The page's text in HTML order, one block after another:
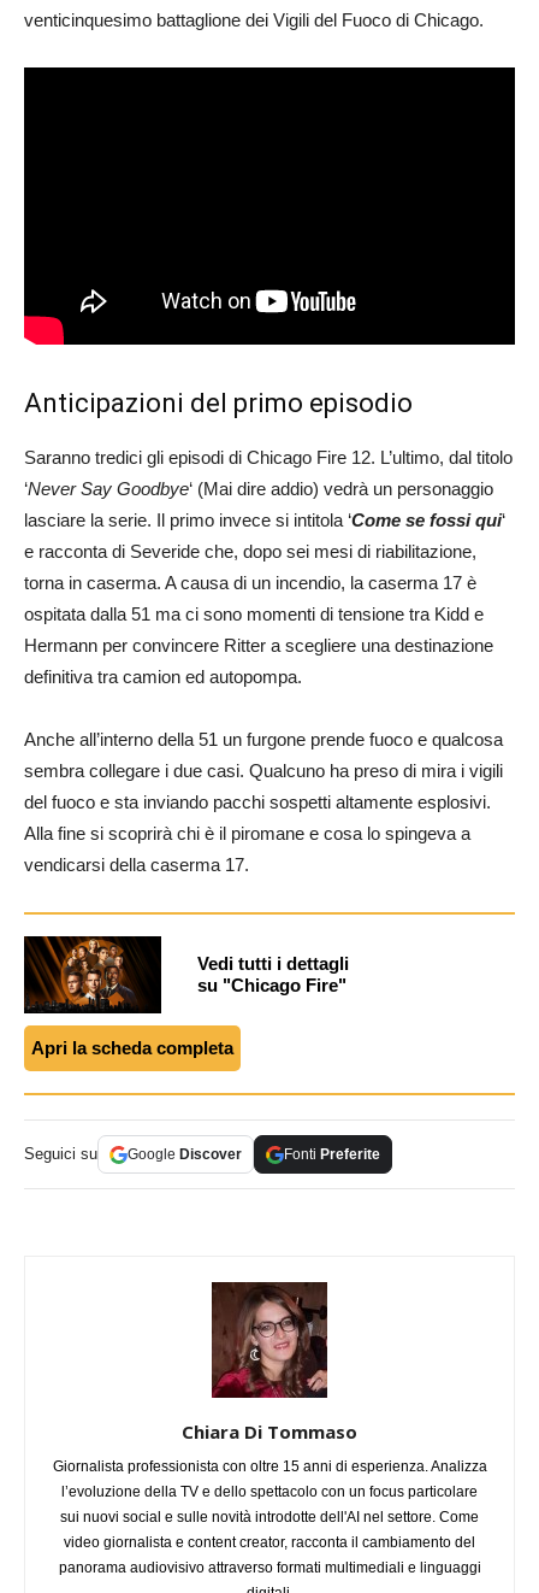
venticinquesimo battaglione dei Vigili del Fuoco di Chicago.
Anticipazioni del primo episodio
Saranno tredici gli episodi di Chicago Fire 12. L’ultimo, dal titolo
‘Never Say Goodbye‘ (Mai dire addio) vedrà un personaggio
lasciare la serie. Il primo invece si intitola ‘Come se fossi qui‘
e racconta di Severide che, dopo sei mesi di riabilitazione,
torna in caserma. A causa di un incendio, la caserma 17 è
ospitata dalla 51 ma ci sono momenti di tensione tra Kidd e
Hermann per convincere Ritter a scegliere una destinazione
definitiva tra camion ed autopompa.
Anche all’interno della 51 un furgone prende fuoco e qualcosa
sembra collegare i due casi. Qualcuno ha preso di mira i vigili
del fuoco e sta inviando pacchi sospetti altamente esplosivi.
Alla fine si scoprirà chi è il piromane e cosa lo spingeva a
vendicarsi della caserma 17.
Vedi tutti i dettagli
su "Chicago Fire"
Apri la scheda completa
Seguici su Google Discover Fonti Preferite
Chiara Di Tommaso
Giornalista professionista con oltre 15 anni di esperienza. Analizza
l’evoluzione della TV e dello spettacolo con un focus particolare
sui nuovi social e sulle novità introdotte dell'AI nel settore. Come
video giornalista e content creator, racconta il cambiamento del
panorama audiovisivo attraverso formati multimediali e linguaggi